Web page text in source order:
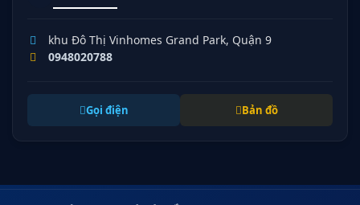
khu Đô Thị Vinhomes Grand Park, Quận 9
0948020788
Gọi điện Bản đồ